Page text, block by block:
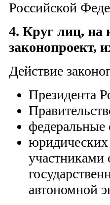
Российской
4. Круг лиц, на
законопроект,
Действие
Президента
федеральные
участниками
автономной